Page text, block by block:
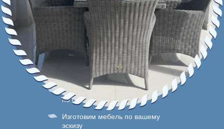
Подберем лучшие варианты
по оптимальной цене
Изготовим мебель по вашему
эскизу